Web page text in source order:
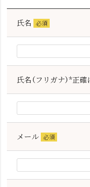
氏名
(必
須)
氏名（フリガナ）*正
メール
(必
須)